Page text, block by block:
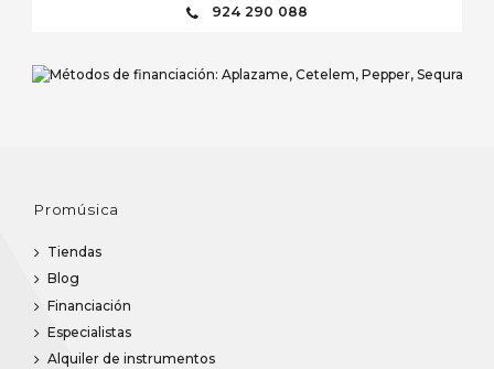
924 290 088
Promúsica
Tiendas
Blog
Financiación
Especialistas
Alquiler de instrumentos